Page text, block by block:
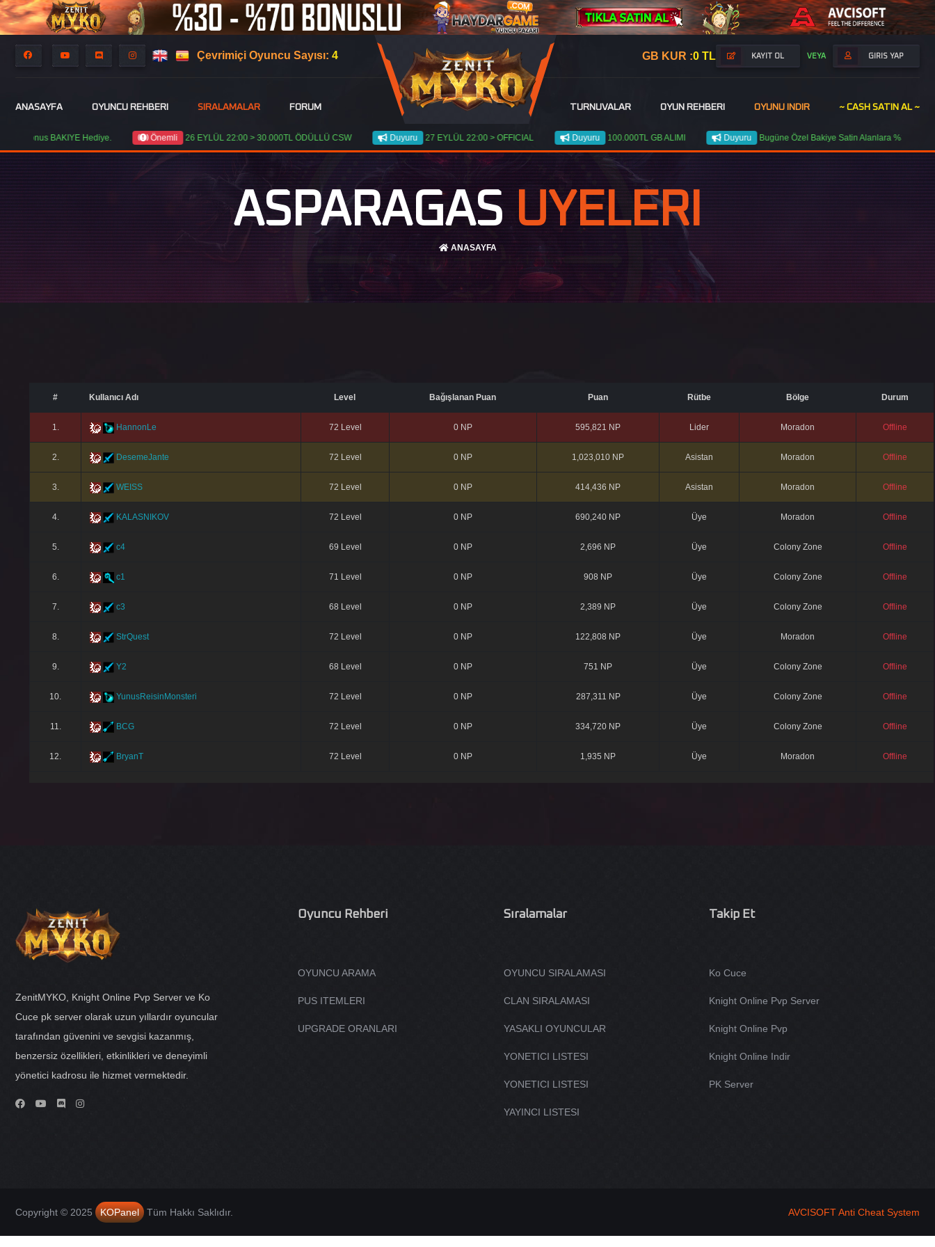
Çevrimiçi Oyuncu Sayısı: 4 GB KUR :0 TL KAYIT OL VEYA GIRIS YAP
ANASAYFA OYUNCU REHBERI SIRALAMALAR FORUM TURNUVALAR OYUN REHBERI OYUNU INDIR ~ CASH SATIN AL ~
BAKIYE Hediye. Önemli 26 EYLÜL 22:00 > 30.000TL ÖDÜLLÜ CSW Duyuru 27 EYLÜL 22:00 > OFFICIAL Duyuru 100.000TL GB ALIMI Duyuru Bugüne Özel Bakiye Satin Alanlara %30dan %70e
ASPARAGASUYELERI
ANASAYFA
# Kullanıcı Adı Level Bağışlanan Puan Puan Rütbe Bölge Durum
1. HannonLe 72 Level 0 NP 595,821 NP Lider Moradon Offline
2. DesemeJante 72 Level 0 NP 1,023,010 NP Asistan Moradon Offline
3. WEISS 72 Level 0 NP 414,436 NP Asistan Moradon Offline
4. KALASNIKOV 72 Level 0 NP 690,240 NP Üye Moradon Offline
5. c4 69 Level 0 NP 2,696 NP Üye Colony Zone Offline
6. c1 71 Level 0 NP 908 NP Üye Colony Zone Offline
7. c3 68 Level 0 NP 2,389 NP Üye Colony Zone Offline
8. StrQuest 72 Level 0 NP 122,808 NP Üye Moradon Offline
9. Y2 68 Level 0 NP 751 NP Üye Colony Zone Offline
10. YunusReisinMonsteri 72 Level 0 NP 287,311 NP Üye Colony Zone Offline
11. BCG 72 Level 0 NP 334,720 NP Üye Colony Zone Offline
12. BryanT 72 Level 0 NP 1,935 NP Üye Moradon Offline
ZenitMYKO, Knight Online Pvp Server ve Ko
Cuce pk server olarak uzun yıllardır oyuncular
tarafından güvenini ve sevgisi kazanmış,
benzersiz özellikleri, etkinlikleri ve deneyimli
yönetici kadrosu ile hizmet vermektedir.
Oyuncu Rehberi
OYUNCU ARAMA
PUS ITEMLERI
UPGRADE ORANLARI
Sıralamalar
OYUNCU SIRALAMASI
CLAN SIRALAMASI
YASAKLI OYUNCULAR
YONETICI LISTESI
YONETICI LISTESI
YAYINCI LISTESI
Takip Et
Ko Cuce
Knight Online Pvp Server
Knight Online Pvp
Knight Online Indir
PK Server
Copyright © 2025 KOPanel Tüm Hakkı Saklıdır. AVCISOFT Anti Cheat System